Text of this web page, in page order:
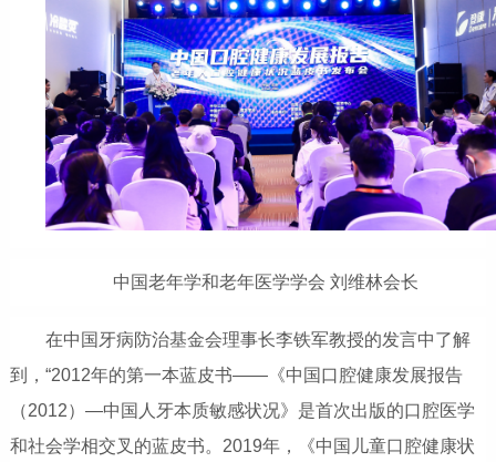
中国老年学和老年医学学会 刘维林会长
在中国牙病防治基金会理事长李铁军教授的发言中了解
到，“2012年的第一本蓝皮书——《中国口腔健康发展报告
（2012）—中国人牙本质敏感状况》是首次出版的口腔医学
和社会学相交叉的蓝皮书。2019年，《中国儿童口腔健康状